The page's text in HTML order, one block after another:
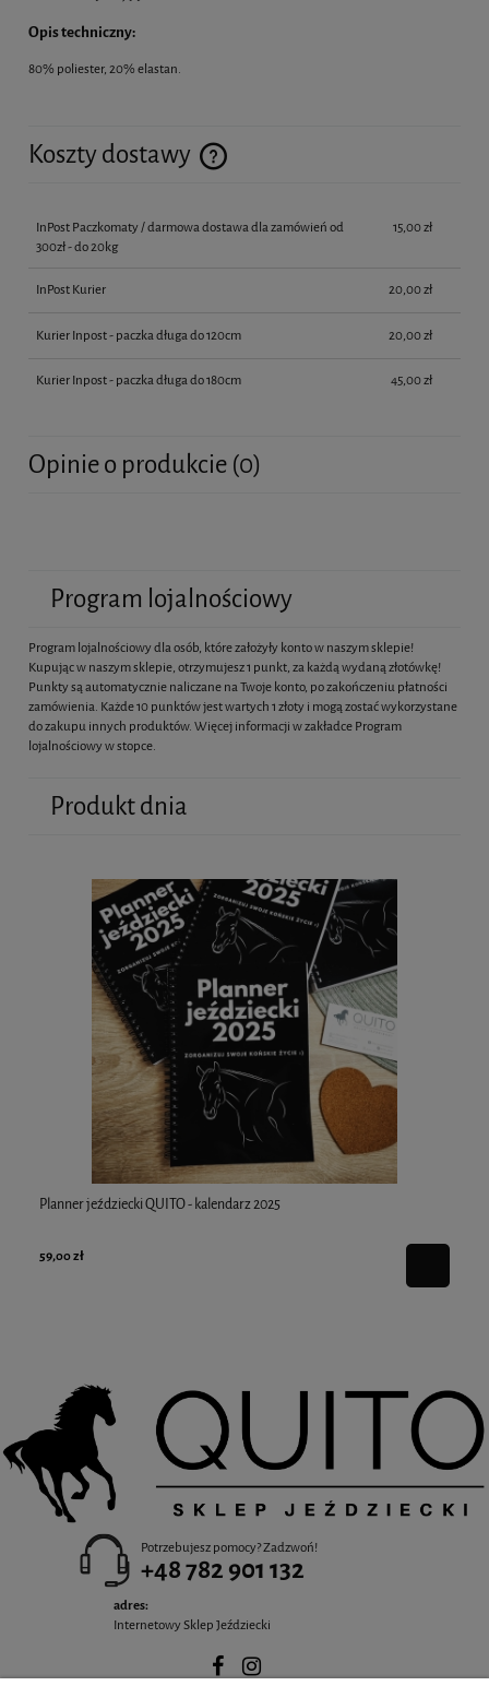
Opis techniczny:
80% poliester, 20% elastan.
Koszty dostawy
Cena nie zawiera ewentualnych kosztów płatności
InPost Paczkomaty / darmowa dostawa dla zamówień od
300zł - do 20kg
15,00 zł
InPost Kurier 20,00 zł
Kurier Inpost - paczka długa do 120cm 20,00 zł
Kurier Inpost - paczka długa do 180cm 45,00 zł
Opinie o produkcie (0)
Program lojalnościowy
Program lojalnościowy dla osób, które założyły konto w naszym sklepie!
Kupując w naszym sklepie, otrzymujesz 1 punkt, za każdą wydaną złotówkę!
Punkty są automatycznie naliczane na Twoje konto, po zakończeniu płatności
zamówienia. Każde 10 punktów jest wartych 1 złoty i mogą zostać wykorzystane
do zakupu innych produktów. Więcej informacji w zakładce Program
lojalnościowy w stopce.
Produkt dnia
Planner jeździecki QUITO - kalendarz 2025
59,00 zł
Potrzebujesz pomocy? Zadzwoń!
+48 782 901 132
adres:
Internetowy Sklep Jeździecki